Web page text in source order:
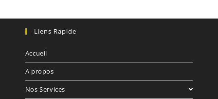
Liens Rapide
Accueil
A propos
Nos Services